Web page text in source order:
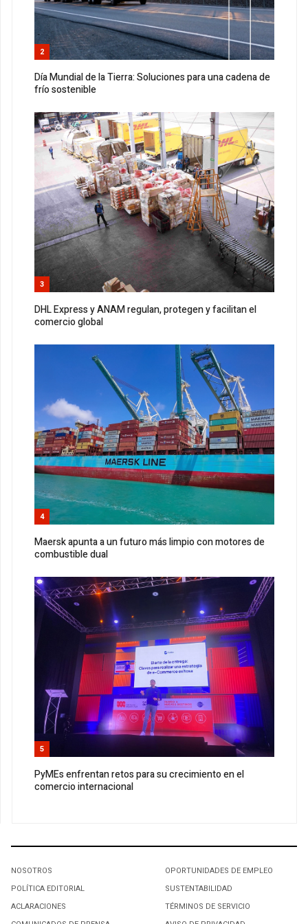
2
Día Mundial de la Tierra: Soluciones para una cadena de
frío sostenible
3
DHL Express y ANAM regulan, protegen y facilitan el
comercio global
4
Maersk apunta a un futuro más limpio con motores de
combustible dual
5
PyMEs enfrentan retos para su crecimiento en el
comercio internacional
NOSOTROS
POLÍTICA EDITORIAL
ACLARACIONES
OPORTUNIDADES DE EMPLEO
SUSTENTABILIDAD
TÉRMINOS DE SERVICIO